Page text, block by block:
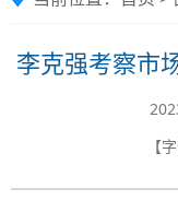
李克强考察市
【